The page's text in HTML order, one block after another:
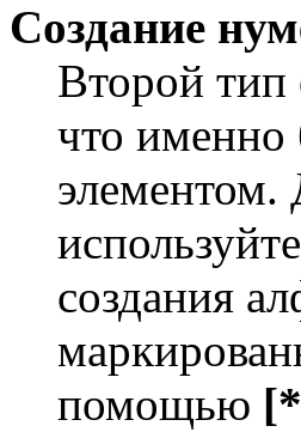
Создание
Второй тип
что именно
элементом.
используйте
создания
помощью